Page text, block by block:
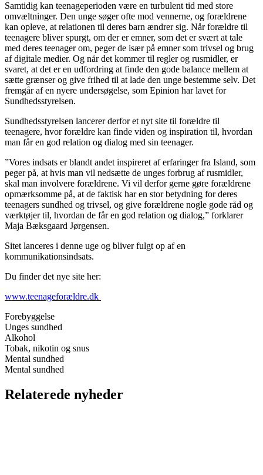
Samtidig kan teenageperioden være en turbulent tid med store
omvæltninger. Den unge søger ofte mod vennerne, og forældrene
kan opleve, at relationen til deres barn ændrer sig. Når forældre til
teenagere bliver spurgt, om der er emner, som det er svært at tale
med deres teenager om, peger de især på emner som trivsel og brug
af digitale medier. Og når det kommer til regler og rusmidler, er
svaret, at det er en udfordring at finde den gode balance mellem at
sætte grænser og give frihed til at lade den unge bestemme selv. Det
fremgår af en nyere undersøgelse, som Epinion har lavet for
Sundhedsstyrelsen.
Sundhedsstyrelsen lancerer derfor et nyt site til forældre til
teenagere, hvor forældre kan finde viden og inspiration til, hvordan
man får en god relation og dialog med sin teenager.
”Vores indsats er blandt andet inspireret af erfaringer fra Island, som
peger på, at hvis man vil nedsætte de unges forbrug af rusmidler,
skal man involvere forældrene. Vi vil derfor gerne gøre forældrene
opmærksomme på, at de faktisk har en stor betydning for deres
teenagers sundhed og trivsel, og give forældrene nogle gode råd og
værktøjer til, hvordan de får en god relation og dialog,” forklarer
Maja Bæksgaard Jørgensen.
Sitet lanceres i denne uge og bliver fulgt op af en
kommunikationsindsats.
Du finder det nye site her:
www.teenageforældre.dk
Forebyggelse
Unges sundhed
Alkohol
Tobak, nikotin og snus
Mental sundhed
Mental sundhed
Relaterede nyheder